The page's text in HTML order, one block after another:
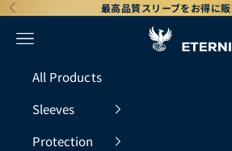
コンテンツへスキップ
前へ 最高品質スリーブをお得に販
メニュー
All Products
Sleeves
Protection